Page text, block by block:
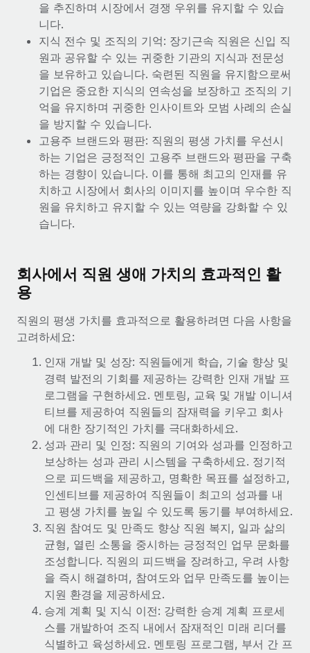
통합
핵심 비즈니스 도구로 프로세스를 간소화
서비스
전문가 상담
글로벌 인사 및 규정 준수 업무 처리에 전문가 지원 제공
신원 조사
채용 후보자 심사 프로세스 간소화
Compliance Watchtower
규정 준수 관련 위험에 선제적으로 대응
법인 설립
법인 설립을 빠르고 준법적으로 지원
글로벌 인재 이동 및 전근
복리후생
손쉬운 직원 복리후생 관리
플랫폼에 글로벌 HR을 유연하게 통합
파트너 되기
Remote와의 파트너십 기회 탐색
Remote Build 곧 제공 예정
통합 및 AI 자동화 컨설팅
사례 연구
AI 분야의 선구자인 Weaviate가 Remote와 협력하여
조직 규모를 120% 성장시킨 방법
Weaviate 한눈에 보기 Weaviate는 오픈 소스, AI 우선 인프라를
구축합니다. 이 회사의 미션은 전 세계 개발자 및 운영자
자세히 알아보기
계약직 관리와 급여 업무를 위해 Remote와 전략적 파
트너십을 맺은 Reverse Tech
Reverse Tech 한눈에 보기 건강 및 웰니스 스타트업인 Reverse
Tech는 Remote와 파트너십을 맺고 글로벌 계약직 인력 및 미국
급여 관리를 통해 국제 노동법...
자세히 알아보기
이벤트
뉴스룸
급여 및 인재 인사이트
인사이트 센터
지원받기
모든 리소스 보기
블로그
글로벌 급여
계약자 관리
세금
블로그 둘러보기
블로그
Remote 제품 관련 소식: Gusto 및 Xero와의 통합과
Remote Contractor Management Plus
Remote의 사명은 모든 규모의 기업이 전 세계 어디서든 업무에 가
장 적합 사람을 찾아 채용 및 관리하고 급여를 지급하도록 돕는 것
입니다. 이를 위해 최근 몇 주 동안 새로운...
자세히 알아보기
Shootsta가 Remote를 통해 네 개의 시장에서 글로벌
채용을 확장한 방법
비디오 콘텐츠를 활용한 마케팅이 계속해서 인기를 끌면서, 기업들
에게는 흥미롭고 전문적인 비디오 제작이 어느 때보다 중요해졌습
니다. 그러나 대부분의 회사들은 그렇게 높은 품질의...
한국어
中文（简体）
을 추진하며 시장에서 경쟁 우위를 유지할 수 있습
니다.
지식 전수 및 조직의 기억: 장기근속 직원은 신입 직
원과 공유할 수 있는 귀중한 기관의 지식과 전문성
을 보유하고 있습니다. 숙련된 직원을 유지함으로써
기업은 중요한 지식의 연속성을 보장하고 조직의 기
억을 유지하며 귀중한 인사이트와 모범 사례의 손실
을 방지할 수 있습니다.
고용주 브랜드와 평판: 직원의 평생 가치를 우선시
하는 기업은 긍정적인 고용주 브랜드와 평판을 구축
하는 경향이 있습니다. 이를 통해 최고의 인재를 유
치하고 시장에서 회사의 이미지를 높이며 우수한 직
원을 유치하고 유지할 수 있는 역량을 강화할 수 있
습니다.
회사에서 직원 생애 가치의 효과적인 활
용
직원의 평생 가치를 효과적으로 활용하려면 다음 사항을
고려하세요:
인재 개발 및 성장: 직원들에게 학습, 기술 향상 및
경력 발전의 기회를 제공하는 강력한 인재 개발 프
로그램을 구현하세요. 멘토링, 교육 및 개발 이니셔
티브를 제공하여 직원들의 잠재력을 키우고 회사
에 대한 장기적인 가치를 극대화하세요.
성과 관리 및 인정: 직원의 기여와 성과를 인정하고
보상하는 성과 관리 시스템을 구축하세요. 정기적
으로 피드백을 제공하고, 명확한 목표를 설정하고,
인센티브를 제공하여 직원들이 최고의 성과를 내
고 평생 가치를 높일 수 있도록 동기를 부여하세요.
직원 참여도 및 만족도 향상 직원 복지, 일과 삶의
균형, 열린 소통을 중시하는 긍정적인 업무 문화를
조성합니다. 직원의 피드백을 장려하고, 우려 사항
을 즉시 해결하며, 참여도와 업무 만족도를 높이는
지원 환경을 제공하세요.
승계 계획 및 지식 이전: 강력한 승계 계획 프로세
스를 개발하여 조직 내에서 잠재적인 미래 리더를
식별하고 육성하세요. 멘토링 프로그램, 부서 간 프